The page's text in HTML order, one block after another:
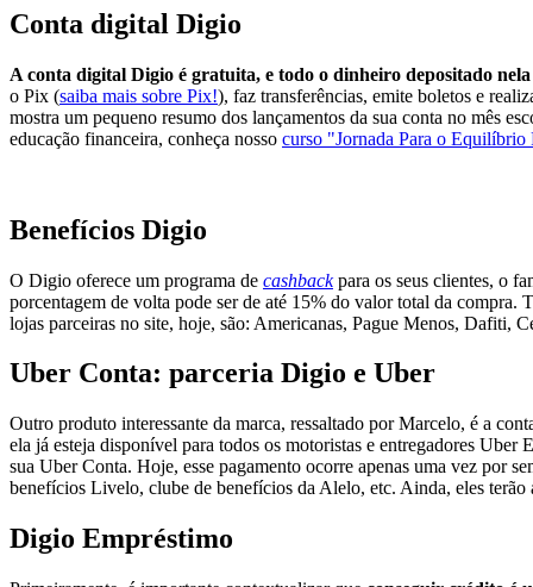
Conta digital Digio
A conta digital Digio é gratuita, e todo o dinheiro depositado
o Pix (saiba mais sobre Pix!), faz transferências, emite boletos e
mostra um pequeno resumo dos lançamentos da sua conta no mês
educação financeira, conheça nosso curso "Jornada Para o Equilíbrio
Benefícios Digio
O Digio oferece um programa de cashbackpara os seus clientes, o
porcentagem de volta pode ser de até 15% do valor total da compra.
lojas parceiras no site, hoje, são: Americanas, Pague Menos, Dafiti,
Uber Conta: parceria Digio e Uber
Outro produto interessante da marca, ressaltado por Marcelo, é a
ela já esteja disponível para todos os motoristas e entregadores Uber
sua Uber Conta. Hoje, esse pagamento ocorre apenas uma vez por
benefícios Livelo, clube de benefícios da Alelo, etc. Ainda, eles terão
Digio Empréstimo